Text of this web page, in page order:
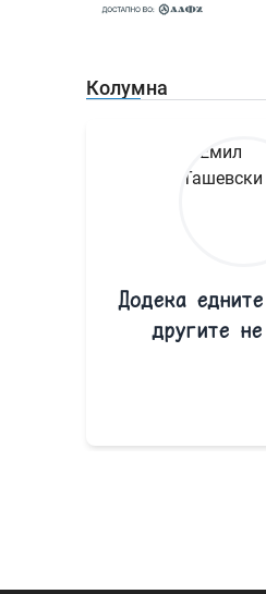
Колумна
Додека
другите